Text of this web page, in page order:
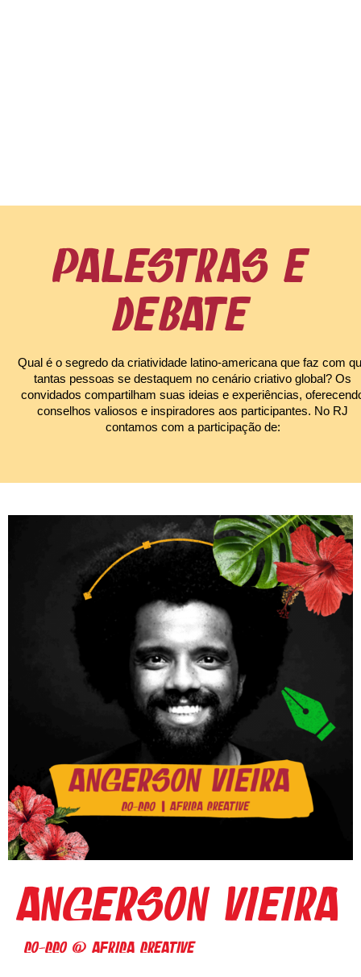
PALESTRAs e
DEBATE
Qual é o segredo da criatividade latino-americana que faz com
tantas pessoas se destaquem no cenário criativo global? Os
convidados compartilham suas ideias e experiências,
conselhos valiosos e inspiradores aos participantes. No RJ
contamos com a participação de:
Angerson Vieira
Co-CCO @ Africa Creative